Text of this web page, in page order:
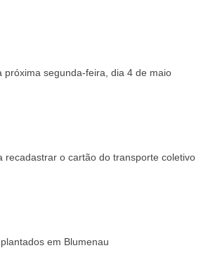
segunda-feira, dia 4 de maio
o cartão do transporte coletivo
em Blumenau